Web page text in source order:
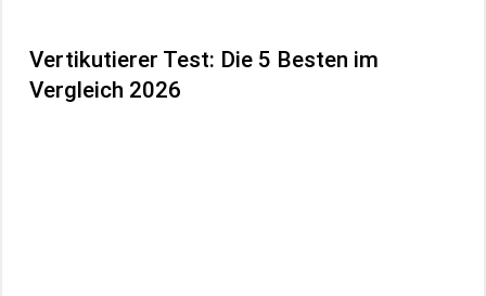
Vertikutierer Test: Die 5 Besten im
Vergleich 2026